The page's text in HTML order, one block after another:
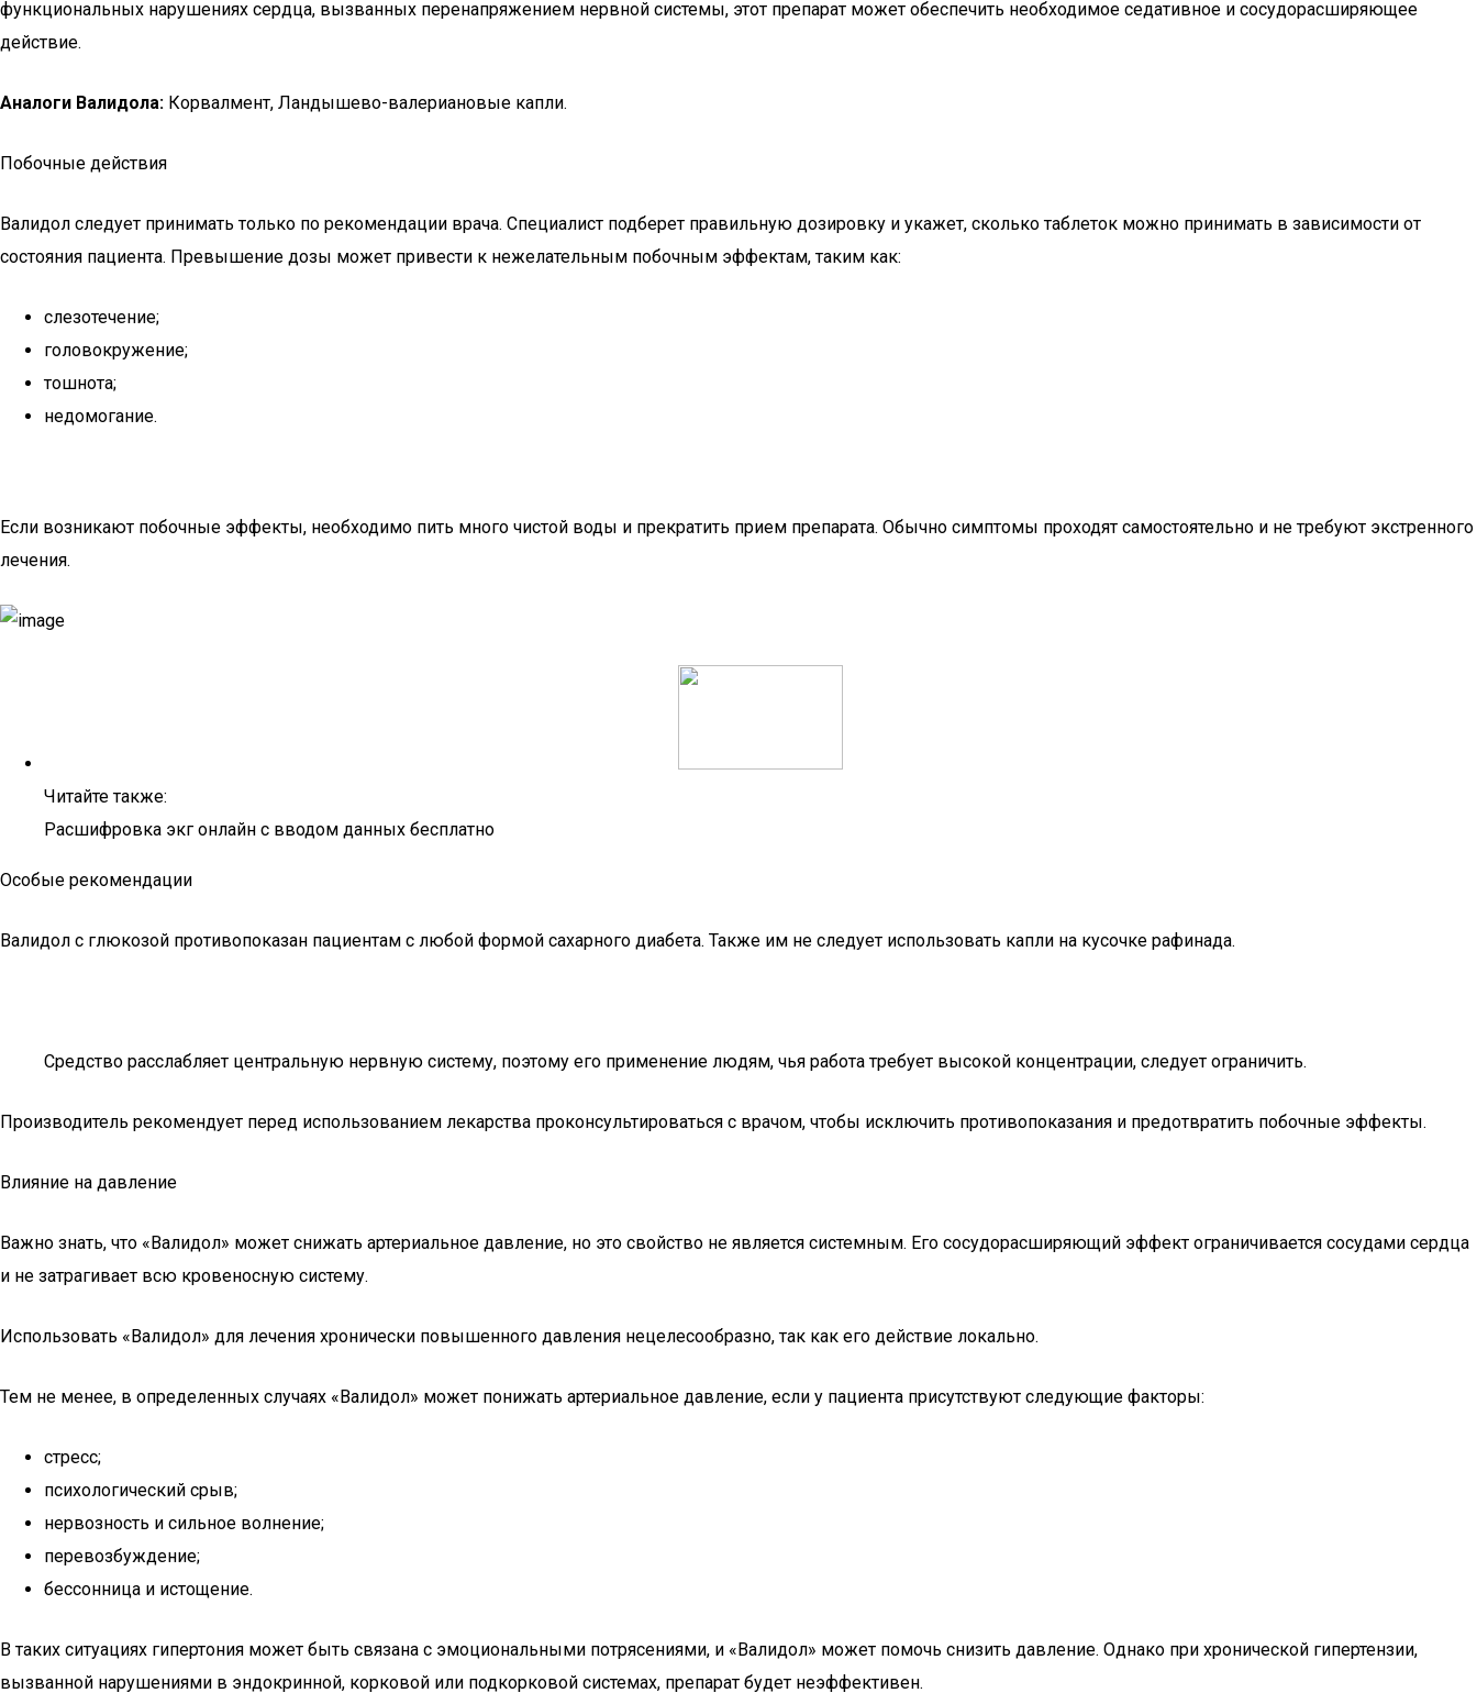
функциональных нарушениях сердца, вызванных перенапряжением нервной системы, этот препарат может обеспечить необходимое седативное и сосудорасширяющее
действие.
Аналоги Валидола: Корвалмент, Ландышево-валериановые капли.
Побочные действия
Валидол следует принимать только по рекомендации врача. Специалист подберет правильную дозировку и укажет, сколько таблеток можно принимать в зависимости от
состояния пациента. Превышение дозы может привести к нежелательным побочным эффектам, таким как:
слезотечение;
головокружение;
тошнота;
недомогание.
Если возникают побочные эффекты, необходимо пить много чистой воды и прекратить прием препарата. Обычно симптомы проходят самостоятельно и не требуют экстренного
лечения.
Читайте также:
Расшифровка экг онлайн с вводом данных бесплатно
Особые рекомендации
Валидол с глюкозой противопоказан пациентам с любой формой сахарного диабета. Также им не следует использовать капли на кусочке рафинада.
Средство расслабляет центральную нервную систему, поэтому его применение людям, чья работа требует высокой концентрации, следует ограничить.
Производитель рекомендует перед использованием лекарства проконсультироваться с врачом, чтобы исключить противопоказания и предотвратить побочные эффекты.
Влияние на давление
Важно знать, что «Валидол» может снижать артериальное давление, но это свойство не является системным. Его сосудорасширяющий эффект ограничивается сосудами сердца
и не затрагивает всю кровеносную систему.
Использовать «Валидол» для лечения хронически повышенного давления нецелесообразно, так как его действие локально.
Тем не менее, в определенных случаях «Валидол» может понижать артериальное давление, если у пациента присутствуют следующие факторы:
стресс;
психологический срыв;
нервозность и сильное волнение;
перевозбуждение;
бессонница и истощение.
В таких ситуациях гипертония может быть связана с эмоциональными потрясениями, и «Валидол» может помочь снизить давление. Однако при хронической гипертензии,
вызванной нарушениями в эндокринной, корковой или подкорковой системах, препарат будет неэффективен.